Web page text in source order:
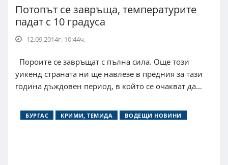
Потопът се завръща, температурите
падат с 10 градуса
12.09.2014г. 10:44ч.
Пороите се завръщат с пълна сила. Още този
уикенд страната ни ще навлезе в предния за тази
година дъждовен период, в който се очакват да...
БУРГАС КРИМИ, ТЕМИДА ВОДЕЩИ НОВИНИ